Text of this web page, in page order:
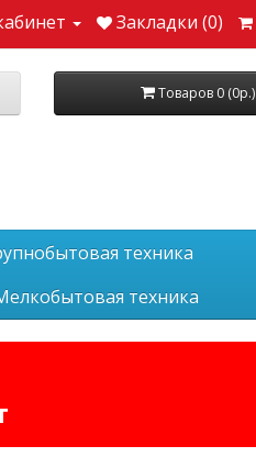
Закладки (0)
Товаров 0 (0р.)
техника
техника